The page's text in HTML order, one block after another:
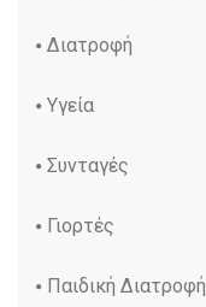
Διατροφή
Υγεία
Συνταγές
Γιορτές
Παιδική Διατροφή